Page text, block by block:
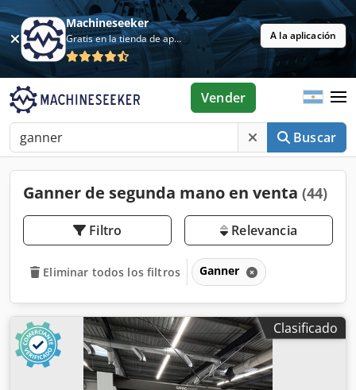
Machineseeker
Gratis en la tienda de aplicaciones A la aplicación
Buscar
Vender
Ganner de segunda mano en venta (44)
Filtro Relevancia
Eliminar todos los filtros Ganner
Clasificado